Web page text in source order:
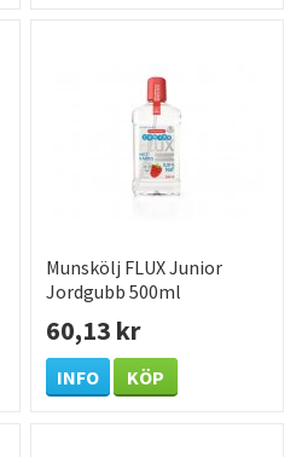
Munskölj FLUX Junior
Jordgubb 500ml
60,13 kr
INFO KÖP